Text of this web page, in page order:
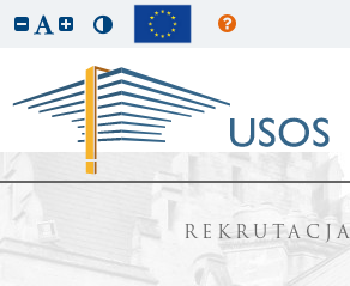
REKRUTACJA